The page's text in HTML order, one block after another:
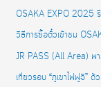
OSAKA EXPO 2025 รี
วิธีการซื้อตั๋วเข้าชม
JR PASS (All Area) พ
เที่ยวรอบ “ภูเขาไฟฟูจิ